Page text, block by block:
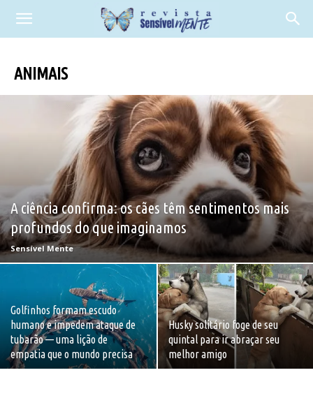
ANIMAIS
A ciência confirma: os cães têm sentimentos mais
profundos do que imaginamos
Sensível Mente
Golfinhos formam escudo
humano e impedem ataque de
tubarão — uma lição de
empatia que o mundo precisa
Husky solitário foge de seu
quintal para ir abraçar seu
melhor amigo